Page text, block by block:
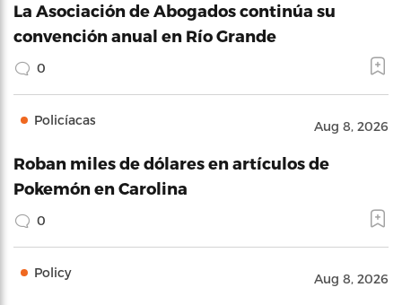
La Asociación de Abogados continúa su
convención anual en Río Grande
0
Policíacas Aug 8, 2026
Roban miles de dólares en artículos de
Pokemón en Carolina
0
Policy Aug 8, 2026